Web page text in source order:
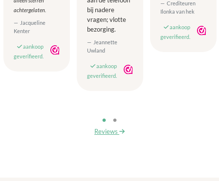
achtergelaten.
Jacqueline
Kenter
aankoop
geverifieerd.
bij nadere
vragen; vlotte
bezorging.
Jeannette
Uwland
aankoop
geverifieerd.
Crediteuren
Ilonka van hek
aankoop
geverifieerd.
Reviews